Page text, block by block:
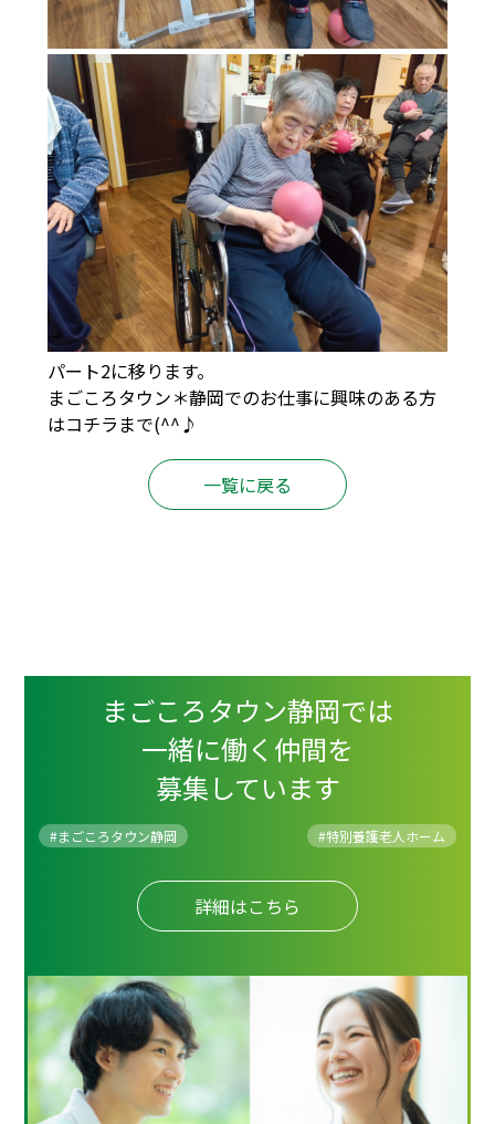
パート2に移ります。
まごころタウン＊静岡でのお仕事に興味のある方
はコチラ まで(^^♪
一覧に戻る
まごころタウン静岡では
一緒に働く仲間を
募集しています
#まごころタウン静岡 #特別養護老人ホーム
詳細はこちら